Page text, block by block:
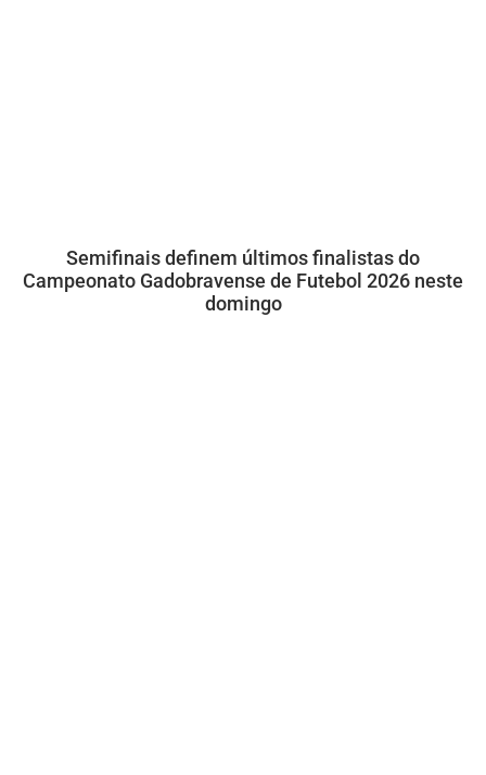
Semifinais definem últimos finalistas do
Campeonato Gadobravense de Futebol 2026 neste
domingo